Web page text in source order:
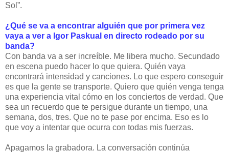
Sol”.
¿Qué se va a encontrar alguién que por primera vez
vaya a ver a Igor Paskual en directo rodeado por su
banda?
Con banda va a ser increíble. Me libera mucho. Secundado
en escena puedo hacer lo que quiera. Quién vaya
encontrará intensidad y canciones. Lo que espero conseguir
es que la gente se transporte. Quiero que quién venga tenga
una experiencia vital cómo en los conciertos de verdad. Que
sea un recuerdo que te persigue durante un tiempo, una
semana, dos, tres. Que no te pase por encima. Eso es lo
que voy a intentar que ocurra con todas mis fuerzas.
Apagamos la grabadora. La conversación continúa